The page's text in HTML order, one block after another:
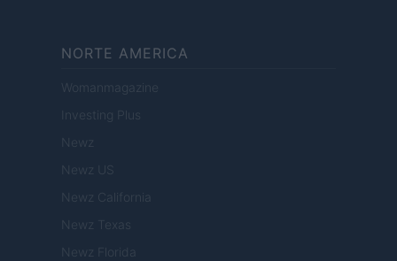
NORTE AMERICA
Womanmagazine
Investing Plus
Newz
Newz US
Newz California
Newz Texas
Newz Florida